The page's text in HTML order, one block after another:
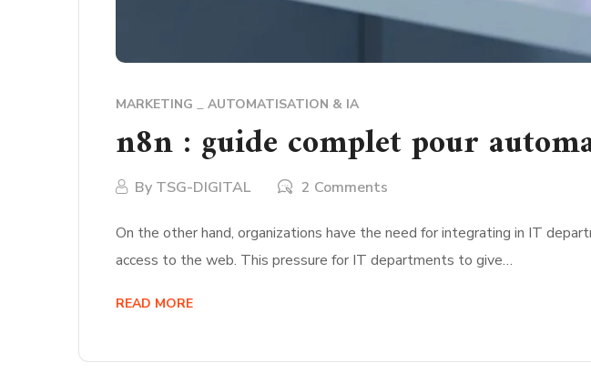
MARKETING AUTOMATISATION & IA
n8n : guide complet pour
By TSG-DIGITAL 2 Comments
On the other hand, organizations have the need for integrating in IT
access to the web. This pressure for IT departments to give…
READ MORE